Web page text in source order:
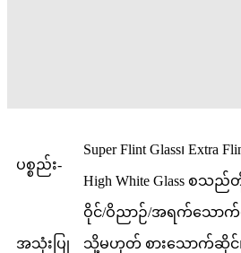
ပစ္စည်း-
Super Flint Glass၊ Extra
High White Glass စသည်
အသုံးပြု
ဝိုင်/ဝိညာဉ်/အရက်သောက်
သို့မဟုတ် စားသောက်ဆိုင်၊